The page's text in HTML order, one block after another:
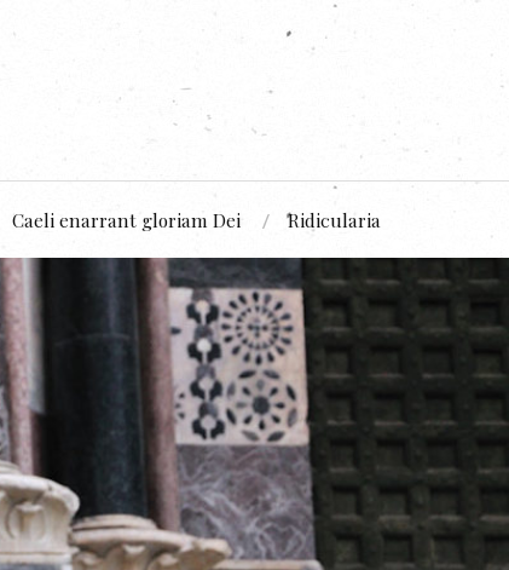
Caeli enarrant gloriam Dei Ridicularia